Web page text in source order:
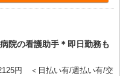
院の看護助手＊即日勤務も
円 ＜日払い有/週払い有/交